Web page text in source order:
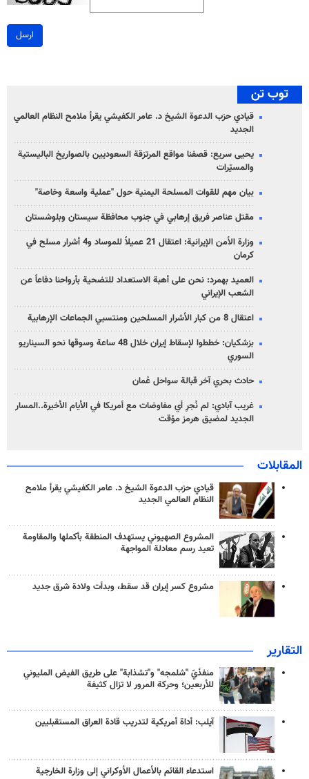
ارسل
توب تن
قيادي حزب الدعوة الشيخ د. عامر الكفيشي يقرأ ملامح النظام العالمي
الجديد
يحيى سريع: قصفنا مواقع المرتزقة السعوديين بالصواريخ الباليستية
والمسيّرات
بيان مهم للقوات المسلحة اليمنية حول "عملية واسعة وخاصة"
مقتل عناصر فريق إرهابي في جنوب محافظة سيستان وبلوشستان
وزارة الأمن الإيرانية: اعتقال 21 عميلاً للموساد و4 أشرار مسلح في
كرمان
العميد بهمرد: نحن على أهبة الاستعداد للتضحية بأرواحنا دفاعاً عن
الشعب الإيراني
اعتقال 8 من كبار الأشرار المسلحين ومنتسبي الجماعات الإرهابية
بزشكيان: خططوا لإسقاط إيران خلال 48 ساعة وسوقها نحو السيناريو
السوري
حادث بحري آخر قبالة سواحل عُمان
غريب آبادي: لم نُجرِ أي مفاوضات مع أمريكا في الأيام الأخيرة..المسار
الجديد لمضيق هرمز مؤقت
المقابلات
قيادي حزب الدعوة الشيخ د. عامر الكفيشي يقرأ ملامح
النظام العالمي الجديد
المشروع الصهيوني يستهدف المنطقة بأكملها والمقاومة
تعيد رسم معادلة المواجهة
مشروع كسر إيران قد سقط، وبدأت ولادة شرق جديد
التقارير
منفذَيّ "شلمجه" و"تشذابة" على طريق الفيض المليوني
للأربعين؛ وحركة المرور لا تزال كثيفة
آيلب: أداة أمريكية لتدريب قادة العراق المستقبليين
استدعاء القائم بالأعمال الأوكراني إلى وزارة الخارجية